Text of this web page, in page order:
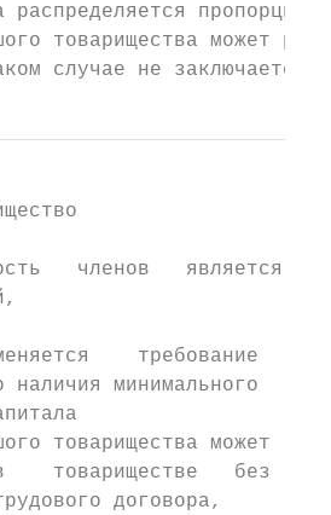
распределяется
товарищества может
случае не заключается.
членов   является
требование
наличия минимального
товарищества может
товариществе   без
договора,